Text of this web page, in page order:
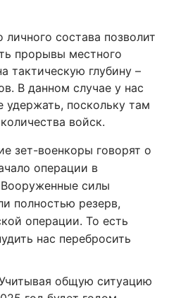
состава позволит
прорывы местного
тактическую глубину –
В данном случае у нас
удержать, поскольку там
войск.
зет-военкоры говорят о
операции в
силы
полностью резерв,
операции. То есть
нас перебросить
общую ситуацию